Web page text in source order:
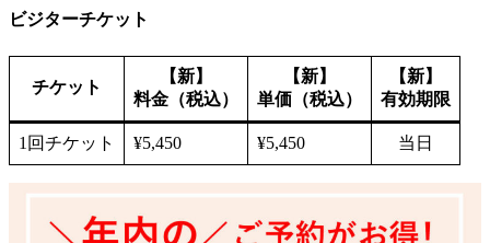
ビジターチケット
チケット
【新】
料金（税込）
【新】
単価（税込）
【新】
有効期限
1回チケット ¥5,450 ¥5,450 当日